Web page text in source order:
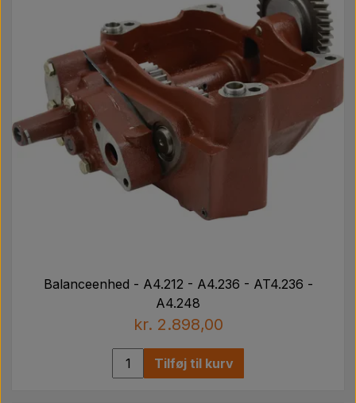
Balanceenhed - A4.212 - A4.236 - AT4.236 -
A4.248
kr. 2.898,00
Tilføj til kurv